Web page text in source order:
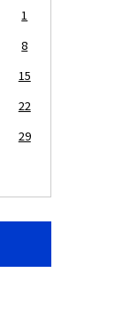
1
8
15
22
29